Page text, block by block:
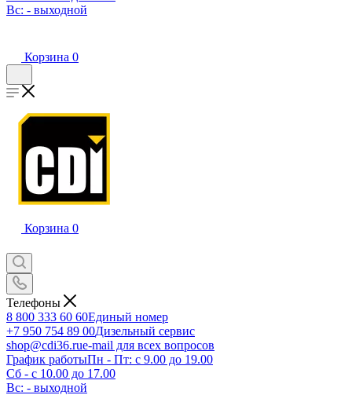
Вс: - выходной
Корзина 0
Корзина 0
Телефоны
8 800 333 60 60Единый номер
+7 950 754 89 00Дизельный сервис
shop@cdi36.rue-mail для всех вопросов
График работыПн - Пт: с 9.00 до 19.00
Сб - с 10.00 до 17.00
Вс: - выходной